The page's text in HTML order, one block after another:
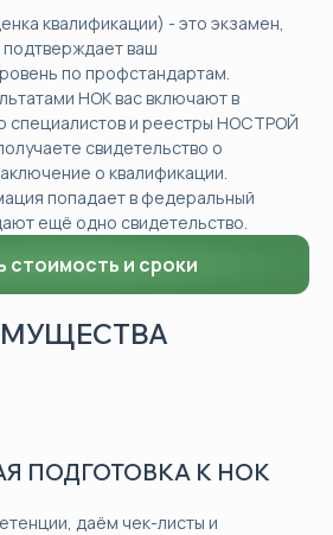
квалификации) - это экзамен,
ваш
по профстандартам.
НОК вас включают в
специалистов и реестры НОСТРОЙ
свидетельство о
о квалификации.
попадает в федеральный
ещё одно свидетельство.
стоимость и сроки
ПОДГОТОВКА К НОК
даём чек-листы и